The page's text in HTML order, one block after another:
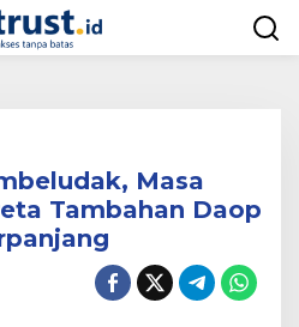
Masa
Tambahan Daop